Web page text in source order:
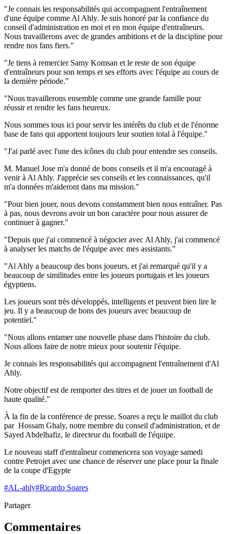
"Je connais les responsabilités qui accompagnent l'entraînement
d'une équipe comme Al Ahly. Je suis honoré par la confiance du
conseil d'administration en moi et en mon équipe d'entraîneurs.
Nous travaillerons avec de grandes ambitions et de la discipline pour
rendre nos fans fiers."
"Je tiens à remercier Samy Komsan et le reste de son équipe
d'entraîneurs pour son temps et ses efforts avec l'équipe au cours de
la dernière période."
"Nous travaillerons ensemble comme une grande famille pour
réussir et rendre les fans heureux.
Nous sommes tous ici pour servir les intérêts du club et de l'énorme
base de fans qui apportent toujours leur soutien total à l'équipe."
"J'ai parlé avec l'une des icônes du club pour entendre ses conseils.
M. Manuel Jose m'a donné de bons conseils et il m'a encouragé à
venir à Al Ahly. J'apprécie ses conseils et les connaissances, qu'il
m'a données m'aideront dans ma mission."
"Pour bien jouer, nous devons constamment bien nous entraîner. Pas
à pas, nous devrons avoir un bon caractère pour nous assurer de
continuer à gagner."
"Depuis que j'ai commencé à négocier avec Al Ahly, j'ai commencé
à analyser les matchs de l'équipe avec mes assistants."
"Al Ahly a beaucoup des bons joueurs, et j'ai remarqué qu'il y a
beaucoup de similitudes entre les joueurs portugais et les joueurs
égyptiens.
Les joueurs sont très développés, intelligents et peuvent bien lire le
jeu. Il y a beaucoup de bons des joueurs avec beaucoup de
potentiel."
"Nous allons entamer une nouvelle phase dans l'histoire du club.
Nous allons faire de notre mieux pour soutenir l'équipe.
Je connais les responsabilités qui accompagnent l'entraînement d'Al
Ahly.
Notre objectif est de remporter des titres et de jouer un football de
haute qualité."
À la fin de la conférence de presse, Soares a reçu le maillot du club
par Hossam Ghaly, notre membre du conseil d'administration, et de
Sayed Abdelhafiz, le directeur du football de l'équipe.
Le nouveau staff d'entraîneur commencera son voyage samedi
contre Petrojet avec une chance de réserver une place pour la finale
de la coupe d'Egypte
#AL-ahly#Ricardo Soares
Partager
Commentaires